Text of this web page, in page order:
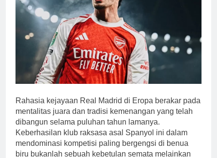
Rahasia kejayaan Real Madrid di Eropa berakar pada
mentalitas juara dan tradisi kemenangan yang telah
dibangun selama puluhan tahun lamanya.
Keberhasilan klub raksasa asal Spanyol ini dalam
mendominasi kompetisi paling bergengsi di benua
biru bukanlah sebuah kebetulan semata melainkan